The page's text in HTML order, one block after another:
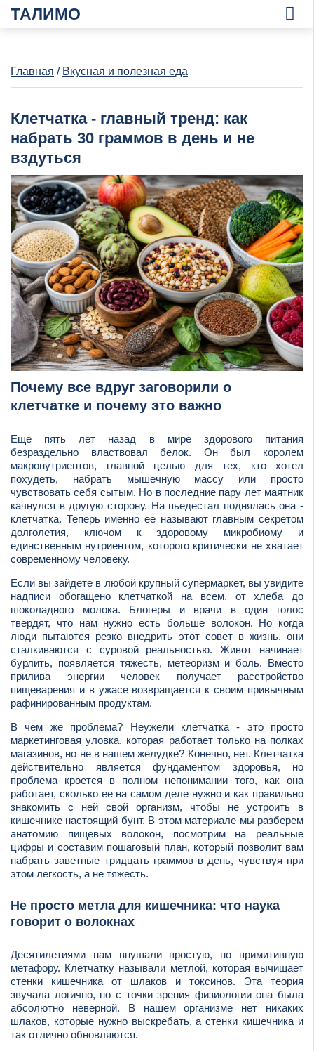
ТАЛИМО
Главная / Вкусная и полезная еда
Клетчатка - главный тренд: как
набрать 30 граммов в день и не
вздуться
Почему все вдруг заговорили о
клетчатке и почему это важно
Еще пять лет назад в мире здорового питания
безраздельно властвовал белок. Он был королем
макронутриентов, главной целью для тех, кто хотел
похудеть, набрать мышечную массу или просто
чувствовать себя сытым. Но в последние пару лет маятник
качнулся в другую сторону. На пьедестал поднялась она -
клетчатка. Теперь именно ее называют главным секретом
долголетия, ключом к здоровому микробиому и
единственным нутриентом, которого критически не хватает
современному человеку.
Если вы зайдете в любой крупный супермаркет, вы увидите
надписи обогащено клетчаткой на всем, от хлеба до
шоколадного молока. Блогеры и врачи в один голос
твердят, что нам нужно есть больше волокон. Но когда
люди пытаются резко внедрить этот совет в жизнь, они
сталкиваются с суровой реальностью. Живот начинает
бурлить, появляется тяжесть, метеоризм и боль. Вместо
прилива энергии человек получает расстройство
пищеварения и в ужасе возвращается к своим привычным
рафинированным продуктам.
В чем же проблема? Неужели клетчатка - это просто
маркетинговая уловка, которая работает только на полках
магазинов, но не в нашем желудке? Конечно, нет. Клетчатка
действительно является фундаментом здоровья, но
проблема кроется в полном непонимании того, как она
работает, сколько ее на самом деле нужно и как правильно
знакомить с ней свой организм, чтобы не устроить в
кишечнике настоящий бунт. В этом материале мы разберем
анатомию пищевых волокон, посмотрим на реальные
цифры и составим пошаговый план, который позволит вам
набрать заветные тридцать граммов в день, чувствуя при
этом легкость, а не тяжесть.
Не просто метла для кишечника: что наука
говорит о волокнах
Десятилетиями нам внушали простую, но примитивную
метафору. Клетчатку называли метлой, которая вычищает
стенки кишечника от шлаков и токсинов. Эта теория
звучала логично, но с точки зрения физиологии она была
абсолютно неверной. В нашем организме нет никаких
шлаков, которые нужно выскребать, а стенки кишечника и
так отлично обновляются.